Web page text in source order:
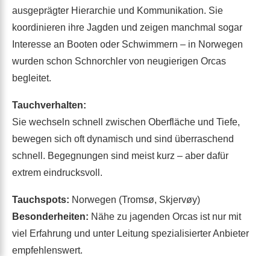
ausgeprägter Hierarchie und Kommunikation. Sie
koordinieren ihre Jagden und zeigen manchmal sogar
Interesse an Booten oder Schwimmern – in Norwegen
wurden schon Schnorchler von neugierigen Orcas
begleitet.
Tauchverhalten:
Sie wechseln schnell zwischen Oberfläche und Tiefe,
bewegen sich oft dynamisch und sind überraschend
schnell. Begegnungen sind meist kurz – aber dafür
extrem eindrucksvoll.
Tauchspots: Norwegen (Tromsø, Skjervøy)
Besonderheiten: Nähe zu jagenden Orcas ist nur mit
viel Erfahrung und unter Leitung spezialisierter Anbieter
empfehlenswert.